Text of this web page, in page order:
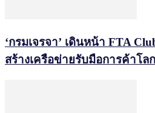
‘กรมเจรจา’ เดินหน้า FTA
สร้างเครือข่ายรับมือการค้าโลก